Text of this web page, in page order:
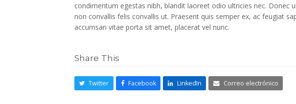
condimentum egestas nibh, blandit laoreet odio ultricies nec.
non convallis felis convallis ut. Praesent quis semper ex, ac feugiat
accumsan vitae porta sit amet, placerat vel nunc.
Share This
Twitter Facebook LinkedIn Correo electrónico